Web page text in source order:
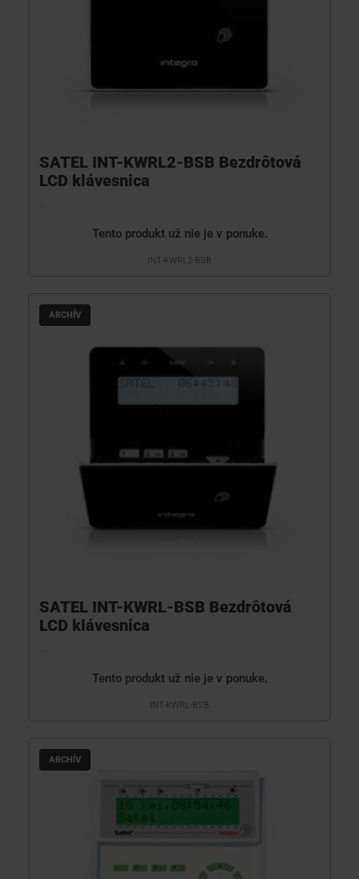
SATEL INT-KWRL2-BSB Bezdrôtová
LCD klávesnica
Tento produkt už nie je v ponuke.
INT-KWRL2-BSB
ARCHÍV
SATEL INT-KWRL-BSB Bezdrôtová
LCD klávesnica
Tento produkt už nie je v ponuke.
INT-KWRL-BSB
ARCHÍV